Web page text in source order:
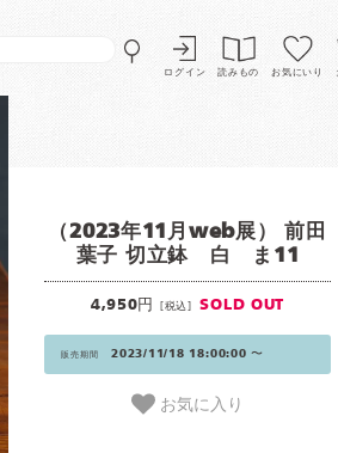
ログイン 読みもの お気にいり
（2023年11月web展） 前田
葉子 切立鉢 白 ま11
4,950円 [税込] SOLD OUT
販売期間 2023/11/18 18:00:00 〜
お気に入り